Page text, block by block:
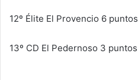
12º Élite El Provencio 6 puntos
13º CD El Pedernoso 3 puntos